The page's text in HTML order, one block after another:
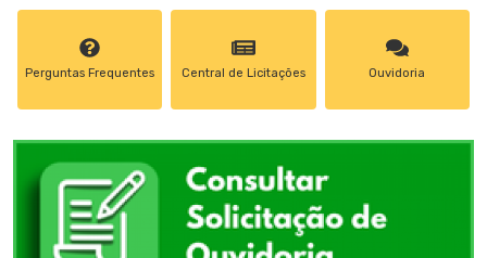
Perguntas Frequentes Central de Licitações Ouvidoria